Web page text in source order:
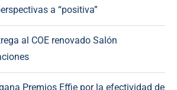
a “positiva”
al COE renovado Salón
Premios Effie por la efectividad de